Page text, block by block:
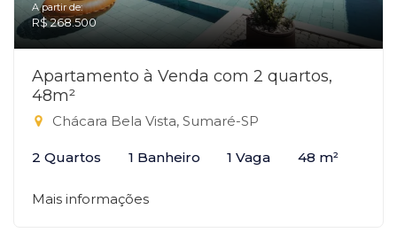
A partir de:
R$ 268.500
Apartamento à Venda com 2 quartos,
48m²
Chácara Bela Vista, Sumaré-SP
2 Quartos 1 Banheiro 1 Vaga 48 m²
Mais informações